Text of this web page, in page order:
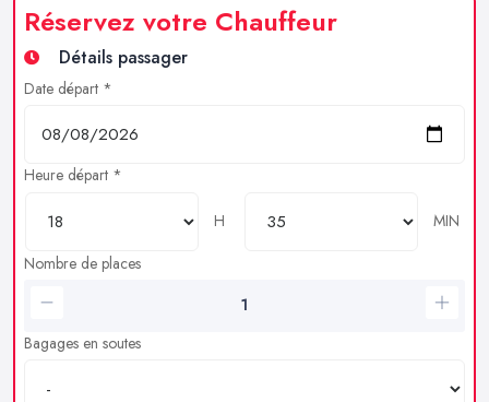
Réservez votre Chauffeur
Détails passager
Date départ *
Heure départ *
H
MIN
Nombre de places
Bagages en soutes